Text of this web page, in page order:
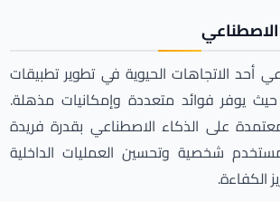
أحد الاتجاهات الحيوية في تطوير تطبيقات
حيث يوفر فوائد متعددة وإمكانيات مذهلة.
على الذكاء الاصطناعي بقدرة فريدة
شخصية وتحسين العمليات الداخلية
الكفاءة.